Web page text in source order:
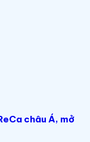
châu Á, mở